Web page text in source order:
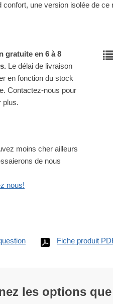
confort, une version isolée de ce
gratuite en 6 à 8
Le délai de livraison
en fonction du stock
Contactez-nous pour
plus.
moins cher ailleurs
de nous
nous!
Fiche produit
les options